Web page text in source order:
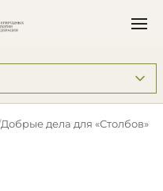
Добрые дела для «Столбов»